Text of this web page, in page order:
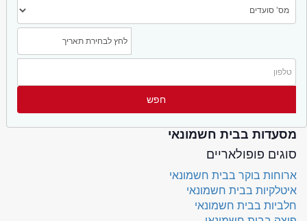
מסעדות בבית חשמונאי
סוגים פופולאריים
ארוחות בוקר בבית חשמונאי
איטלקיות בבית חשמונאי
חלביות בבית חשמונאי